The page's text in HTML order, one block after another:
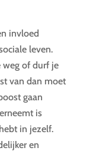
invloed
leven.
weg of durf je
van dan moet
gaan
is
in jezelf.
en